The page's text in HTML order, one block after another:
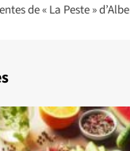
de « La Peste »